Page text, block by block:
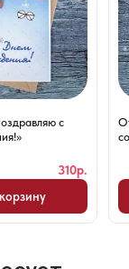
с
310р.